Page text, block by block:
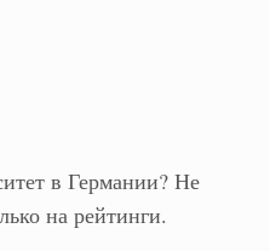
в Германии? Не
на рейтинги.